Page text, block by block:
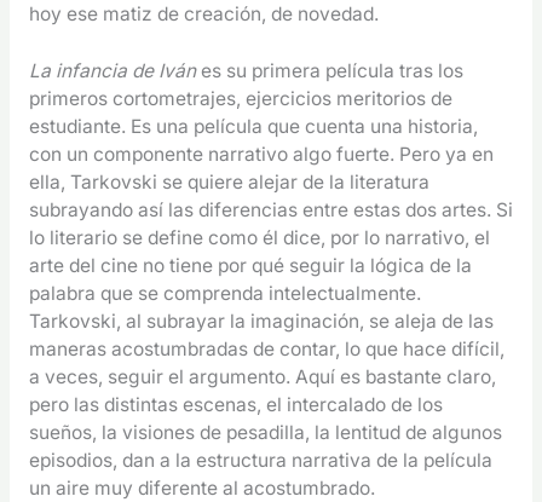
hoy ese matiz de creación, de novedad.
La infancia de Ivánes su primera película tras los
primeros cortometrajes, ejercicios meritorios de
estudiante. Es una película que cuenta una historia,
con un componente narrativo algo fuerte. Pero ya en
ella, Tarkovski se quiere alejar de la literatura
subrayando así las diferencias entre estas dos artes. Si
lo literario se define como él dice, por lo narrativo, el
arte del cine no tiene por qué seguir la lógica de la
palabra que se comprenda intelectualmente.
Tarkovski, al subrayar la imaginación, se aleja de las
maneras acostumbradas de contar, lo que hace difícil,
a veces, seguir el argumento. Aquí es bastante claro,
pero las distintas escenas, el intercalado de los
sueños, la visiones de pesadilla, la lentitud de algunos
episodios, dan a la estructura narrativa de la película
un aire muy diferente al acostumbrado.